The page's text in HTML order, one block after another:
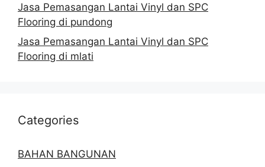
Jasa Pemasangan Lantai Vinyl dan SPC
Flooring di pundong
Jasa Pemasangan Lantai Vinyl dan SPC
Flooring di mlati
Categories
BAHAN BANGUNAN